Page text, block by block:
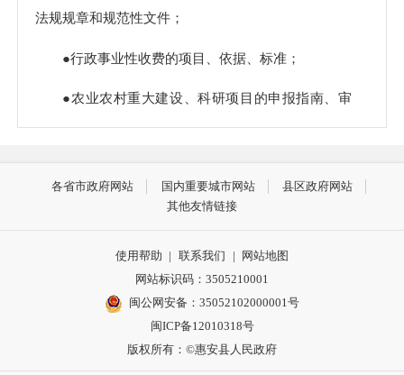
法规规章和规范性文件；
●行政事业性收费的项目、依据、标准；
●农业农村重大建设、科研项目的申报指南、审
批程序、审批和实施情况，农业农村管理的主要业务
●重大突发事件的应急预案、预警信息及应对处
●乡村振兴、安全生产、生态建设、农产品质量
的监督检查情况；
各省市政府网站 国内重要城市网站
县区政府网站
其他友情链接
使用帮助 | 联系我们 |
网站地图
网站标识码：3505210001
闽公网安备：35052102000001号
闽ICP备12010318号
版权所有：©惠安县人民政府